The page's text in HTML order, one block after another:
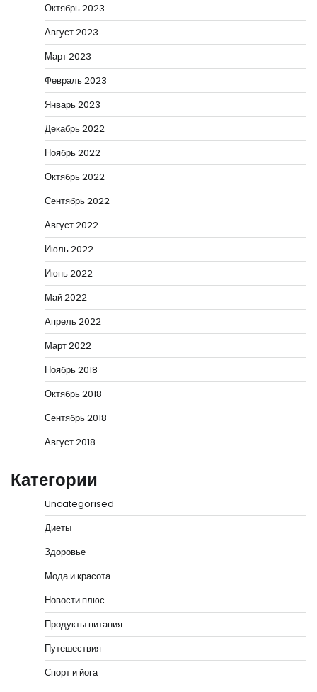
Октябрь 2023
Август 2023
Март 2023
Февраль 2023
Январь 2023
Декабрь 2022
Ноябрь 2022
Октябрь 2022
Сентябрь 2022
Август 2022
Июль 2022
Июнь 2022
Май 2022
Апрель 2022
Март 2022
Ноябрь 2018
Октябрь 2018
Сентябрь 2018
Август 2018
Категории
Uncategorised
Диеты
Здоровье
Мода и красота
Новости плюс
Продукты питания
Путешествия
Спорт и йога